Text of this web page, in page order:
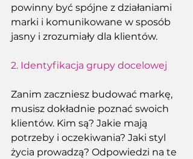
powinny być spójne z działaniami
marki i komunikowane w sposób
jasny i zrozumiały dla klientów.
2. Identyfikacja grupy docelowej
Zanim zaczniesz budować markę,
musisz dokładnie poznać swoich
klientów. Kim są? Jakie mają
potrzeby i oczekiwania? Jaki styl
życia prowadzą? Odpowiedzi na te